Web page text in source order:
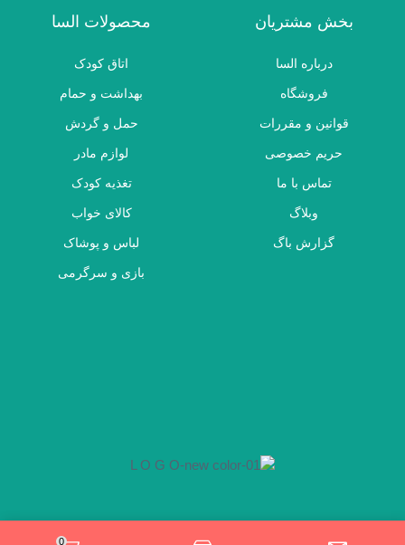
بخش مشتریان
درباره السا
فروشگاه
قوانین و مقررات
حریم خصوصی
تماس با ما
وبلاگ
گزارش باگ
محصولات السا
اتاق کودک
بهداشت و حمام
حمل و گردش
لوازم مادر
تغذیه کودک
کالای خواب
لباس و پوشاک
بازی و سرگرمی
0